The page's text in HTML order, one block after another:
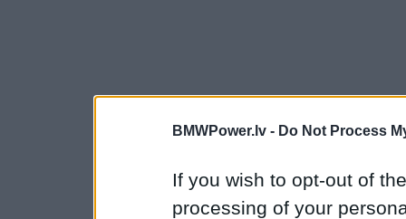
BMWPower.lv - Do Not Process
If you wish to opt-out of
processing of your